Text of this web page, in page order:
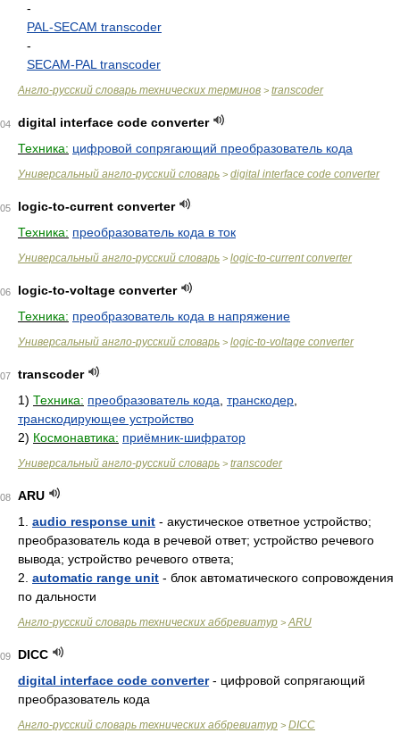
-
PAL-SECAM transcoder
-
SECAM-PAL transcoder
Англо-русский словарь технических терминов > transcoder
digital interface code converter
Техника: цифровой сопрягающий преобразователь кода
Универсальный англо-русский словарь > digital interface code converter
logic-to-current converter
Техника: преобразователь кода в ток
Универсальный англо-русский словарь > logic-to-current converter
logic-to-voltage converter
Техника: преобразователь кода в напряжение
Универсальный англо-русский словарь > logic-to-voltage converter
transcoder
1) Техника: преобразователь кода транскодер
транскодирующее устройство
2) Космонавтика: приёмник-шифратор
Универсальный англо-русский словарь > transcoder
ARU
1. audio response unit - акустическое ответное устройство;
преобразователь кода в речевой ответ; устройство речевого
вывода; устройство речевого ответа;
2. automatic range unit - блок автоматического сопровождения
по дальности
Англо-русский словарь технических аббревиатур > ARU
DICC
digital interface code converter- цифровой сопрягающий
преобразователь кода
Англо-русский словарь технических аббревиатур > DICC